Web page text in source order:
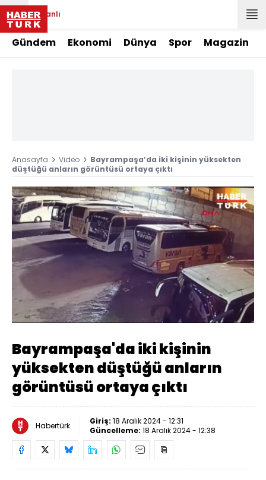
Canlı
Gündem Ekonomi Dünya Spor Magazin
Anasayfa Video
Bayrampaşa’da iki kişinin yüksekten
düştüğü anların görüntüsü ortaya çıktı
Aç
Yüklendi
100.00%
Oynatma
Hızı
Bayrampaşa'da iki kişinin
yüksekten düştüğü anların
görüntüsü ortaya çıktı
Habertürk Giriş: 18 Aralık 2024 - 12:31
Güncelleme: 18 Aralık 2024 - 12:38